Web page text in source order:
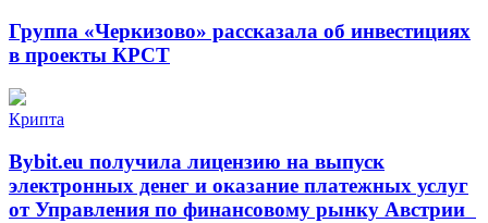
Группа «Черкизово» рассказала об инвестициях
в проекты КРСТ
Крипта
Bybit.eu получила лицензию на выпуск
электронных денег и оказание платежных услуг
от Управления по финансовому рынку Австрии